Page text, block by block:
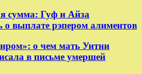
сумма: Гуф и Айза
о выплате рэпером алиментов
о чем мать Уитни
в письме умершей